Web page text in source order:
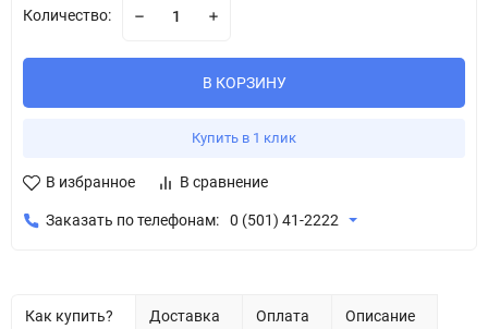
Количество:
В КОРЗИНУ
Купить в 1 клик
В избранное В сравнение
Заказать по телефонам: 0 (501) 41-2222
Как купить? Доставка Оплата Описание